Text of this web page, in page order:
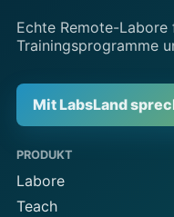
Echte Remote-Labore
Trainingsprogramme
Mit LabsLand
PRODUKT
Labore
Teach